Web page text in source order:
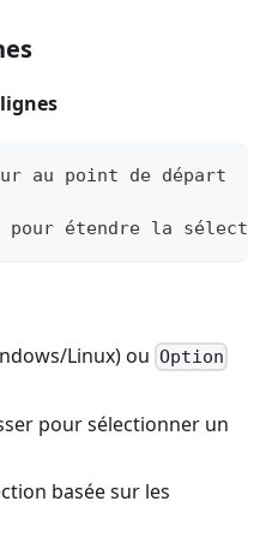
au point de départ
pour étendre la
Linux) ou Option
pour sélectionner un
basée sur les